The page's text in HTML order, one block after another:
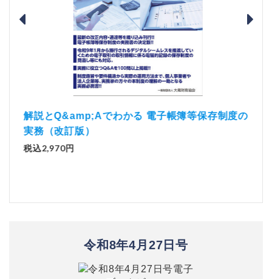
解説とQ&amp;Aでわかる 電子帳簿等保存制度の
実務（改訂版）
税込2,970円
令和8年4月27日号